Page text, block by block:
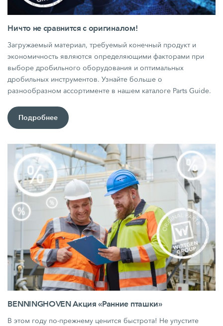
Ничто не сравнится с оригиналом!
Загружаемый материал, требуемый конечный продукт и
экономичность являются определяющими факторами при
выборе дробильного оборудования и оптимальных
дробильных инструментов. Узнайте больше о
разнообразном ассортименте в нашем каталоге Parts Guide.
Подробнее
BENNINGHOVEN Акция «Ранние пташки»
В этом году по-прежнему ценится быстрота! Не упустите